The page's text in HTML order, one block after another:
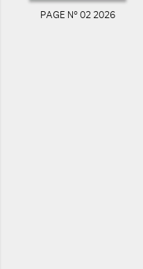
PAGE N° 02 2026